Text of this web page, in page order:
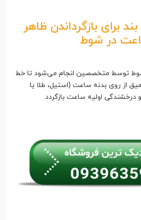
برای بازگرداندن ظاهر
در شوط
توسط متخصصین انجام می‌شود تا خط
روی بدنه ساعت (استیل، طلا یا
درخشندگی اولیه ساعت بازگردد.